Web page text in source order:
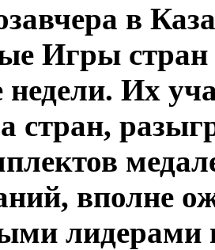
в
Игры
недели. Их
стран,
вполне
лидерами